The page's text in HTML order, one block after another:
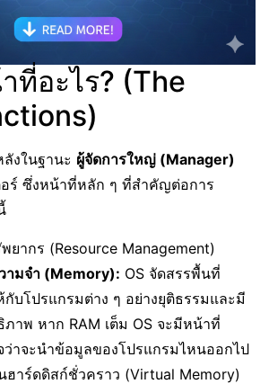
ที่อะไร? (The
ลังในฐานะ ผู้จัดการใหญ่ (Manager)
ร์ ซึ่งหน้าที่หลัก ๆ ที่สำคัญต่อการ
ยากร (Resource Management)
ามจำ (Memory): OS จัดสรรพื้นที่
กับโปรแกรมต่าง ๆ อย่างยุติธรรมและมี
ภาพ หาก RAM เต็ม OS จะมีหน้าที่
ว่าจะนำข้อมูลของโปรแกรมไหนออกไป
นฮาร์ดดิสก์ชั่วคราว (Virtual Memory)